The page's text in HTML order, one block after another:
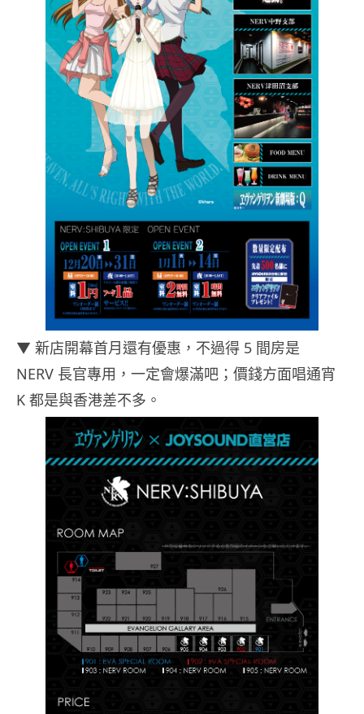
▼ 新店開幕首月還有優惠，不過得 5 間房是
NERV 長官專用，一定會爆滿吧；價錢方面唱通宵
K 都是與香港差不多。